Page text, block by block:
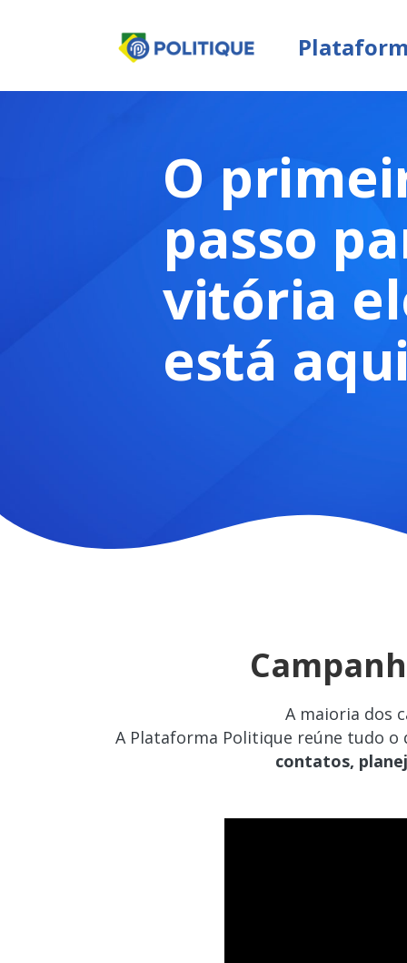
Plataforma
passo para
vitória
está aqui!
A maioria dos
A Plataforma Politique reúne tudo
contatos,